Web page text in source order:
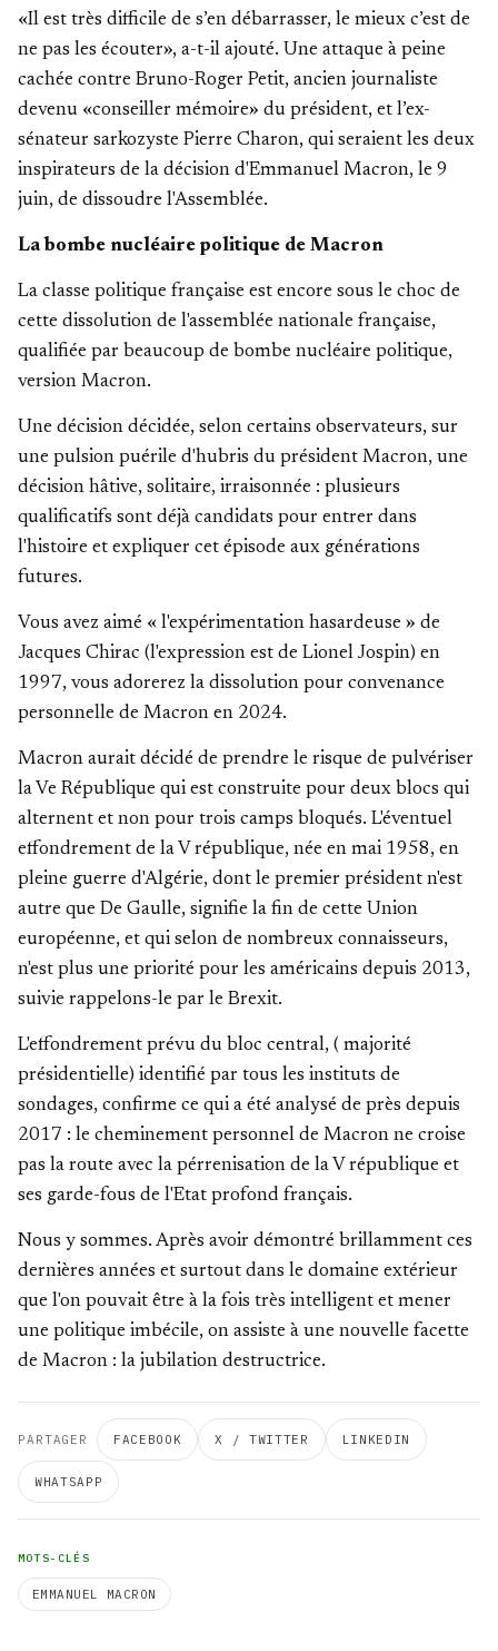
«Il est très difficile de s’en débarrasser, le mieux c’est de
ne pas les écouter», a-t-il ajouté. Une attaque à peine
cachée contre Bruno-Roger Petit, ancien journaliste
devenu «conseiller mémoire» du président, et l’ex-
sénateur sarkozyste Pierre Charon, qui seraient les deux
inspirateurs de la décision d'Emmanuel Macron, le 9
juin, de dissoudre l'Assemblée.
La bombe nucléaire politique de Macron
La classe politique française est encore sous le choc de
cette dissolution de l'assemblée nationale française,
qualifiée par beaucoup de bombe nucléaire politique,
version Macron.
Une décision décidée, selon certains observateurs, sur
une pulsion puérile d'hubris du président Macron, une
décision hâtive, solitaire, irraisonnée : plusieurs
qualificatifs sont déjà candidats pour entrer dans
l'histoire et expliquer cet épisode aux générations
futures.
Vous avez aimé « l'expérimentation hasardeuse » de
Jacques Chirac (l'expression est de Lionel Jospin) en
1997, vous adorerez la dissolution pour convenance
personnelle de Macron en 2024.
Macron aurait décidé de prendre le risque de pulvériser
la Ve République qui est construite pour deux blocs qui
alternent et non pour trois camps bloqués. L'éventuel
effondrement de la V république, née en mai 1958, en
pleine guerre d'Algérie, dont le premier président n'est
autre que De Gaulle, signifie la fin de cette Union
européenne, et qui selon de nombreux connaisseurs,
n'est plus une priorité pour les américains depuis 2013,
suivie rappelons-le par le Brexit.
L'effondrement prévu du bloc central, ( majorité
présidentielle) identifié par tous les instituts de
sondages, confirme ce qui a été analysé de près depuis
2017 : le cheminement personnel de Macron ne croise
pas la route avec la pérrenisation de la V république et
ses garde-fous de l'Etat profond français.
Nous y sommes. Après avoir démontré brillamment ces
dernières années et surtout dans le domaine extérieur
que l'on pouvait être à la fois très intelligent et mener
une politique imbécile, on assiste à une nouvelle facette
de Macron : la jubilation destructrice.
PARTAGER FACEBOOK X / TWITTER LINKEDIN
WHATSAPP
MOTS-CLÉS
EMMANUEL MACRON